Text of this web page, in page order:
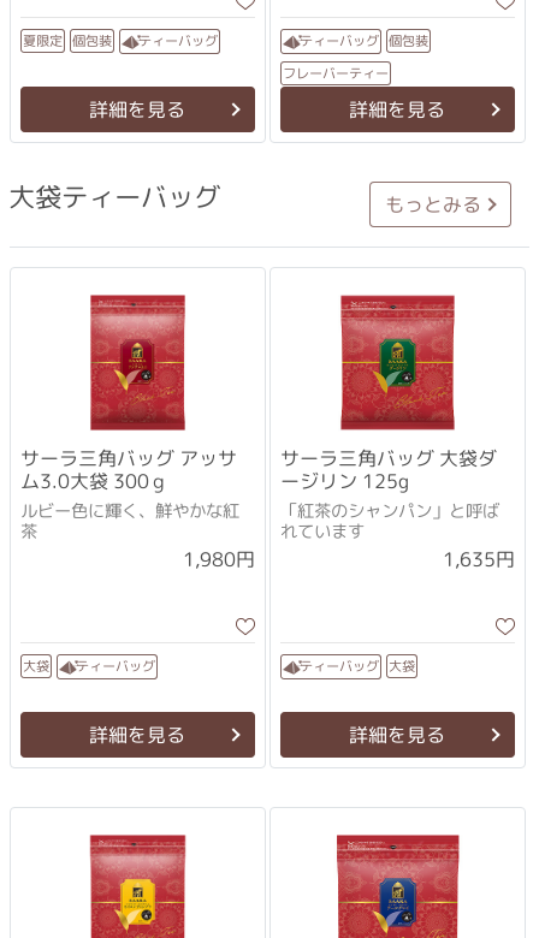
夏限定 個包装 ティーバッグ
詳細を見る
ティーバッグ 個包装
フレーバーティー
詳細を見る
大袋ティーバッグ もっとみる
サーラ三角バッグ アッサ
ム3.0大袋 300ｇ
ルビー色に輝く、鮮やかな紅
茶
1,980円
大袋 ティーバッグ
詳細を見る
サーラ三角バッグ 大袋ダ
ージリン 125g
「紅茶のシャンパン」と呼ば
れています
1,635円
ティーバッグ 大袋
詳細を見る